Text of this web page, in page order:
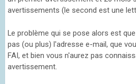
avertissements (le second est une
Le problème qui se pose alors est
pas (ou plus) l'adresse e-mail, que
FAI, et bien vous n'aurez pas
avertissement.